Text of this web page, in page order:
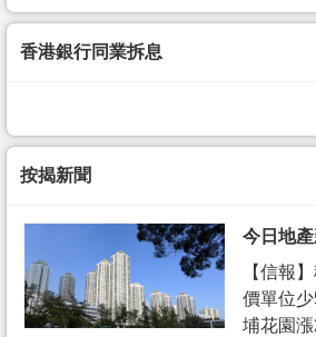
香港銀行同業拆息
按揭新聞
今日地
【信報
價單位
埔花園